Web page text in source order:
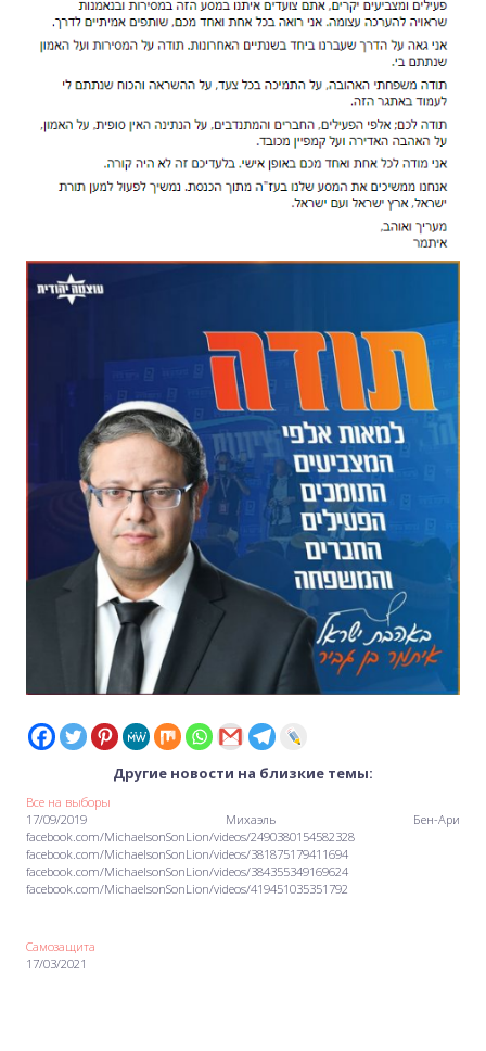
Другие новости на близкие темы:
Все на выборы
17/09/2019 Михаэль Бен-Ари
facebook.com/MichaelsonSonLion/videos/2490380154582328
facebook.com/MichaelsonSonLion/videos/381875179411694
facebook.com/MichaelsonSonLion/videos/384355349169624
facebook.com/MichaelsonSonLion/videos/419451035351792
Самозащита
17/03/2021